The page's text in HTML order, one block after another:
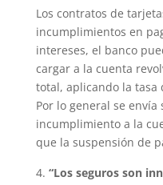
Los contratos de
incumplimientos en
intereses, el banco
cargar a la cuenta
total, aplicando la tasa
Por lo general se
incumplimiento a la
que la suspensión de
“Los seguros son